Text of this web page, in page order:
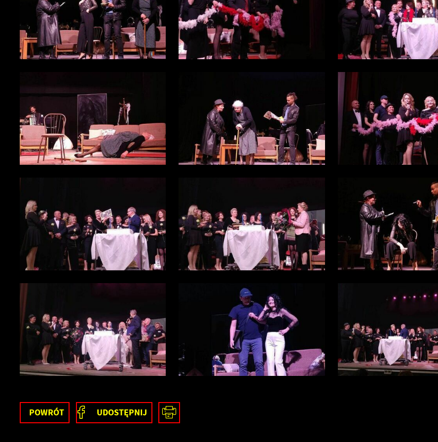
POWRÓT UDOSTĘPNIJ
Ustawienia
swoich ustawień.
Niezbędne
Niezbędne pliki cookies służą do prawidłowego funkcjonowania strony
internetowej i umożliwiają Ci komfortowe korzystanie z oferowanych przez nas
usług.
Pliki cookies odpowiadają na podejmowane przez Ciebie działania w celu m.in.
dostosowania Twoich ustawień preferencji prywatności, logowania czy
Więcej